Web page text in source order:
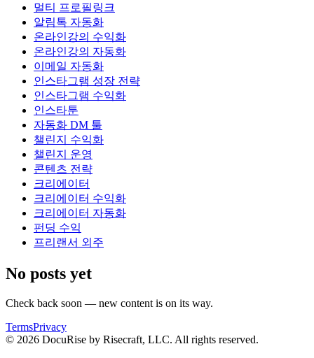
멀티 프로필링크
알림톡 자동화
온라인강의 수익화
온라인강의 자동화
이메일 자동화
인스타그램 성장 전략
인스타그램 수익화
인스타툰
자동화 DM 툴
챌린지 수익화
챌린지 운영
콘텐츠 전략
크리에이터
크리에이터 수익화
크리에이터 자동화
펀딩 수익
프리랜서 외주
No posts yet
Check back soon — new content is on its way.
TermsPrivacy
© 2026 DocuRise by Risecraft, LLC. All rights reserved.